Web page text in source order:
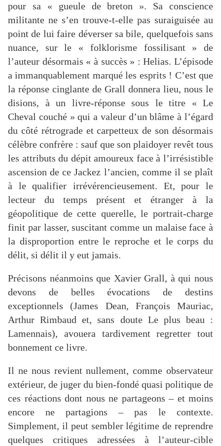
pour sa « gueule de breton ». Sa conscience
militante ne s’en trouve-t-elle pas suraiguisée au
point de lui faire déverser sa bile, quelquefois sans
nuance, sur le « folklorisme fossilisant » de
l’auteur désormais « à succès » : Helias. L’épisode
a immanquablement marqué les esprits ! C’est que
la réponse cinglante de Grall donnera lieu, nous le
disions, à un livre-réponse sous le titre « Le
Cheval couché » qui a valeur d’un blâme à l’égard
du côté rétrograde et carpetteux de son désormais
célèbre confrère : sauf que son plaidoyer revêt tous
les attributs du dépit amoureux face à l’irrésistible
ascension de ce Jackez l’ancien, comme il se plaît
à le qualifier irrévérencieusement. Et, pour le
lecteur du temps présent et étranger à la
géopolitique de cette querelle, le portrait-charge
finit par lasser, suscitant comme un malaise face à
la disproportion entre le reproche et le corps du
délit, si délit il y eut jamais.
Précisons néanmoins que Xavier Grall, à qui nous
devons de belles évocations de destins
exceptionnels (James Dean, François Mauriac,
Arthur Rimbaud et, sans doute Le plus beau :
Lamennais), avouera tardivement regretter tout
bonnement ce livre.
Il ne nous revient nullement, comme observateur
extérieur, de juger du bien-fondé quasi politique de
ces réactions dont nous ne partageons – et moins
encore ne partagions – pas le contexte.
Simplement, il peut sembler légitime de reprendre
quelques critiques adressées à l’auteur-cible